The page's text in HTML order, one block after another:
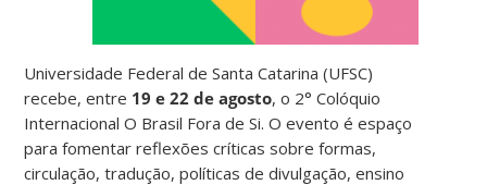
Universidade Federal de Santa Catarina (UFSC)
recebe, entre 19 e 22 de agosto, o 2° Colóquio
Internacional O Brasil Fora de Si. O evento é espaço
para fomentar reflexões críticas sobre formas,
circulação, tradução, políticas de divulgação, ensino